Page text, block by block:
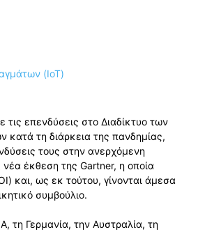
επενδύσεις στο Διαδίκτυο των
τη διάρκεια της πανδημίας,
τους στην ανερχόμενη
έκθεση της Gartner, η οποία
και, ως εκ τούτου, γίνονται άμεσα
συμβούλιο.
τη Γερμανία, την Αυστραλία, τη